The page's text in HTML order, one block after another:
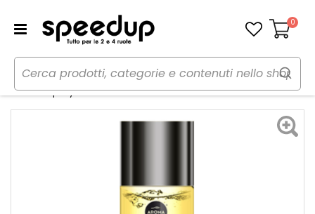
Carrello
0
Home Auto Cura dell'auto
Profumi
Profumi spray PUMP SPRAY Black - AROMA CAR